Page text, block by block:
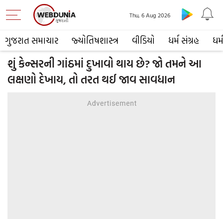
ગુજરાત સમાચાર જ્યોતિષશાસ્ત્ર વીડિયો ધર્મ સંગ્રહ ધર્મ
Thu, 6 Aug 2026
શું કેન્સરની ગાંઠમાં દુખાવો થાય છે? જો તમને આ
લક્ષણો દેખાય, તો તરત થઈ જાવ સાવધાન